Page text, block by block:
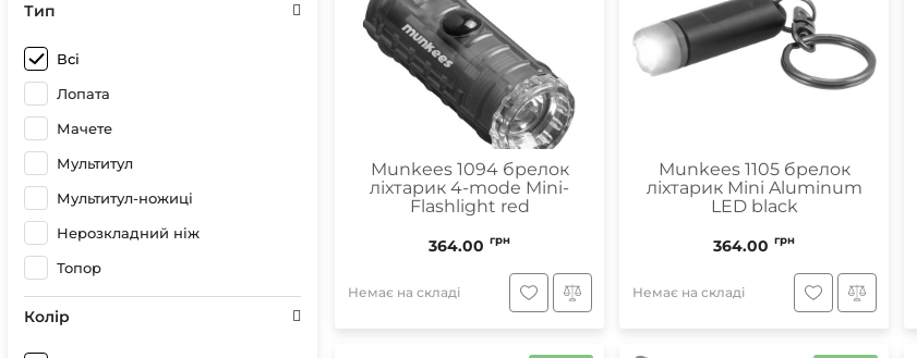
Тип
Всі
Лопата
Мачете
Мультитул
Мультитул-ножиці
Нерозкладний ніж
Топор
Колір
Munkees 1094 брелок
ліхтарик 4-mode Mini-
Flashlight red
364.00 грн
Немає на складі
Munkees 1105 брелок
ліхтарик Mini Aluminum
LED black
364.00 грн
Немає на складі